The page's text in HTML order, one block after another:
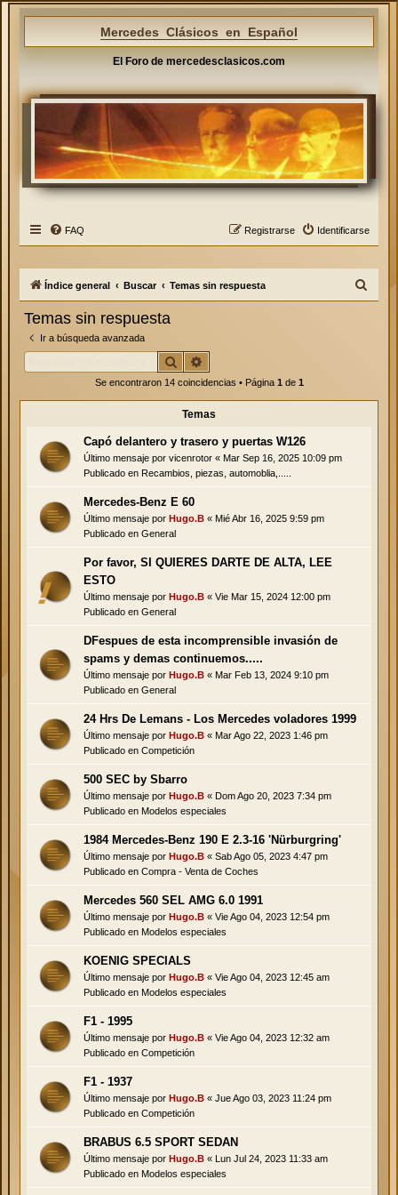
Mercedes Clásicos en Español
El Foro de mercedesclasicos.com
FAQ Identificarse
Registrarse
Índice general Buscar Temas sin respuesta
Temas sin respuesta
Ir a búsqueda avanzada
Buscar
Se encontraron 14 coincidencias • Página 1de 1
Temas
Capó delantero y trasero y puertas W126
Último mensaje por vicenrotor « Mar Sep 16, 2025 10:09 pm
Publicado en Recambios, piezas, automoblia,.....
Mercedes-Benz E 60
Último mensaje por Hugo.B « Mié Abr 16, 2025 9:59 pm
Publicado en General
Por favor, SI QUIERES DARTE DE ALTA, LEE
ESTO
Último mensaje por Hugo.B « Vie Mar 15, 2024 12:00 pm
Publicado en General
DFespues de esta incomprensible invasión de
spams y demas continuemos.....
Último mensaje por Hugo.B « Mar Feb 13, 2024 9:10 pm
Publicado en General
24 Hrs De Lemans - Los Mercedes voladores 1999
Último mensaje por Hugo.B « Mar Ago 22, 2023 1:46 pm
Publicado en Competición
500 SEC by Sbarro
Último mensaje por Hugo.B « Dom Ago 20, 2023 7:34 pm
Publicado en Modelos especiales
1984 Mercedes-Benz 190 E 2.3-16 'Nürburgring'
Último mensaje por Hugo.B « Sab Ago 05, 2023 4:47 pm
Publicado en Compra - Venta de Coches
Mercedes 560 SEL AMG 6.0 1991
Último mensaje por Hugo.B « Vie Ago 04, 2023 12:54 pm
Publicado en Modelos especiales
KOENIG SPECIALS
Último mensaje por Hugo.B « Vie Ago 04, 2023 12:45 am
Publicado en Modelos especiales
F1 - 1995
Último mensaje por Hugo.B « Vie Ago 04, 2023 12:32 am
Publicado en Competición
F1 - 1937
Último mensaje por Hugo.B « Jue Ago 03, 2023 11:24 pm
Publicado en Competición
BRABUS 6.5 SPORT SEDAN
Último mensaje por Hugo.B « Lun Jul 24, 2023 11:33 am
Publicado en Modelos especiales